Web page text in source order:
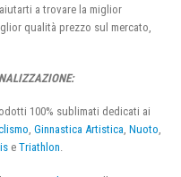
a trovare la miglior
qualità prezzo sul mercato,
100% sublimati dedicati ai
, Ginnastica Artistica, Nuoto,
e Triathlon.